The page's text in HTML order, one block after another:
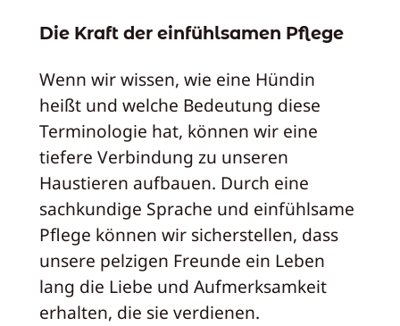
Die Kraft der einfühlsamen Pflege
Wenn wir wissen, wie eine Hündin
heißt und welche Bedeutung diese
Terminologie hat, können wir eine
tiefere Verbindung zu unseren
Haustieren aufbauen. Durch eine
sachkundige Sprache und einfühlsame
Pflege können wir sicherstellen, dass
unsere pelzigen Freunde ein Leben
lang die Liebe und Aufmerksamkeit
erhalten, die sie verdienen.